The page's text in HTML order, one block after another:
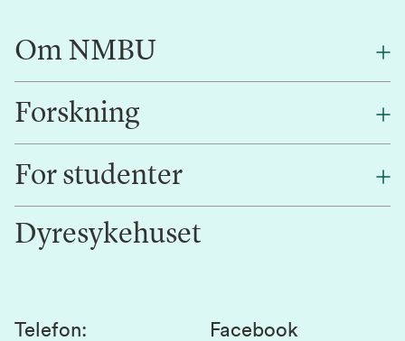
Om NMBU
Om oss
Alumni
Kontakt oss
Forskning
Forskning
Innovasjon
For studenter
Studentlivet
Studier og emner
Dyresykehuset
Telefon:
Facebook